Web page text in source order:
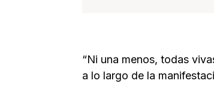
“Ni una menos, todas
a lo largo de la